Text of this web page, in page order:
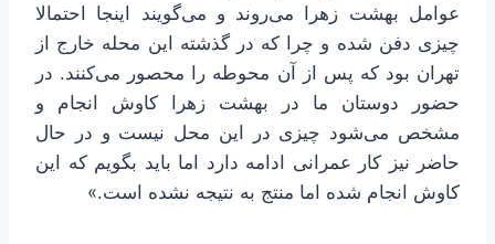
عوامل بهشت زهرا می‌روند و می‌گویند اینجا احتمالا
چیزی دفن شده و چرا که در گذشته این محله خارج از
تهران بود که پس از آن محوطه را محصور می‌کنند. در
حضور دوستان ما در بهشت زهرا کاوش انجام و
مشخص می‌شود چیزی در این محل نیست و در حال
حاضر نیز کار عمرانی ادامه دارد اما باید بگویم که این
کاوش انجام شده اما منتج به نتیجه نشده است.»